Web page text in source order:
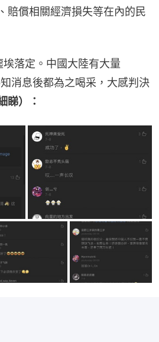
賠償相關經濟損失等在內的民
落定。中國大陸有大量
消息後都為之喝采，大感判決
睇）：